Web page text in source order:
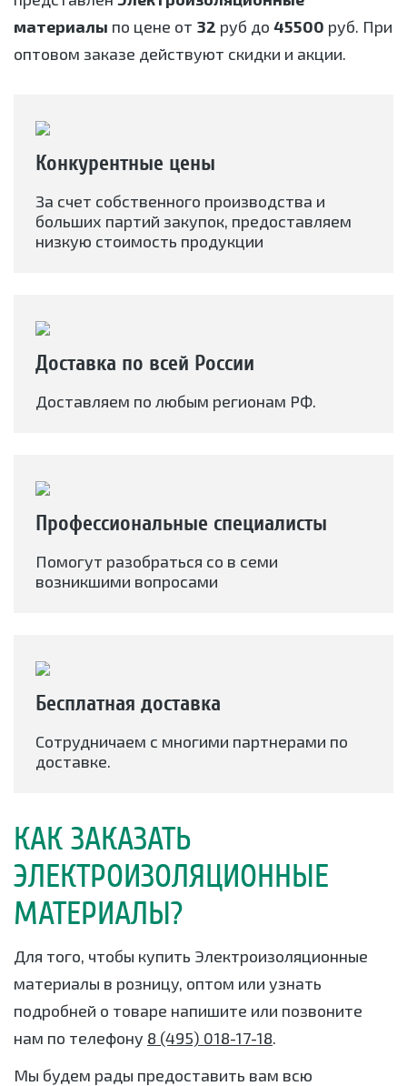
материалы по цене от 32 руб до 45500 руб. При
оптовом заказе действуют скидки и акции.
Конкурентные цены
За счет собственного производства и
больших партий закупок, предоставляем
низкую стоимость продукции
Доставка по всей России
Доставляем по любым регионам РФ.
Профессиональные специалисты
Помогут разобраться со в семи
возникшими вопросами
Бесплатная доставка
Сотрудничаем с многими партнерами по
доставке.
КАК ЗАКАЗАТЬ
ЭЛЕКТРОИЗОЛЯЦИОННЫЕ
МАТЕРИАЛЫ?
Для того, чтобы купить Электроизоляционные
материалы в розницу, оптом или узнать
подробней о товаре напишите или позвоните
нам по телефону 8 (495) 018-17-18.
Мы будем рады предоставить вам всю